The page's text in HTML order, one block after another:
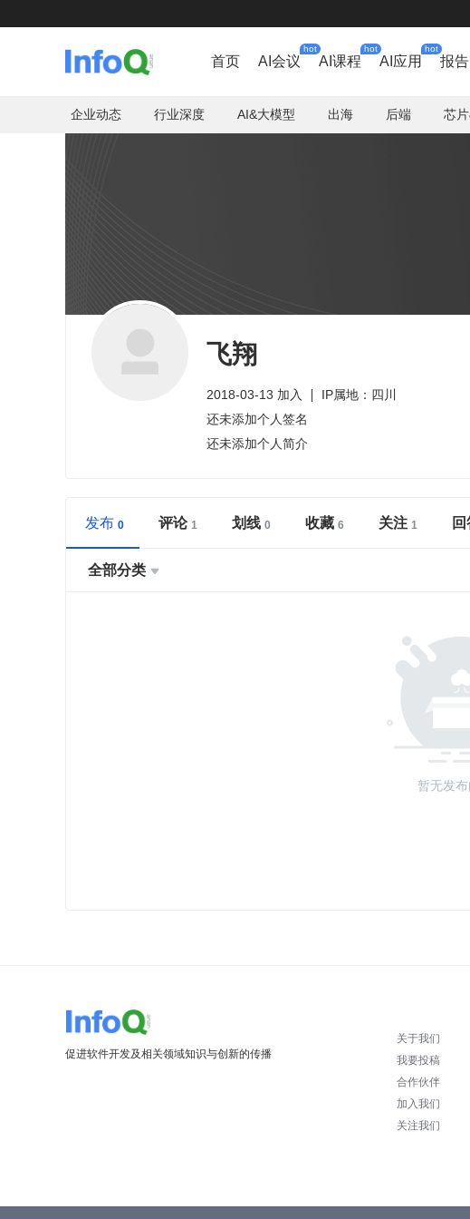
首页 AI会议
hot
AI课程
hot
AI应用
hot
报告
企业动态 行业深度 AI&大模型 出海 后端 芯
飞翔
2018-03-13 加入
IP属地：四川
还未添加个人签名
还未添加个人简介
发布 评论 划线 收藏 关注
全部分类 
暂无发
促进软件开发及相关领域知识与创新的传播
关于我们
我要投稿
合作伙伴
加入我们
关注我们